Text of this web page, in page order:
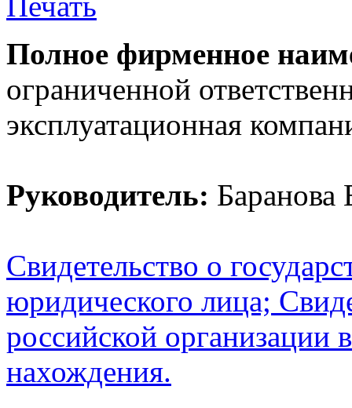
Полное фирменное
ограниченной
эксплуатационная
Руководитель: Баранова
Свидетельство о
юридического лица;
российской организации
нахождения.